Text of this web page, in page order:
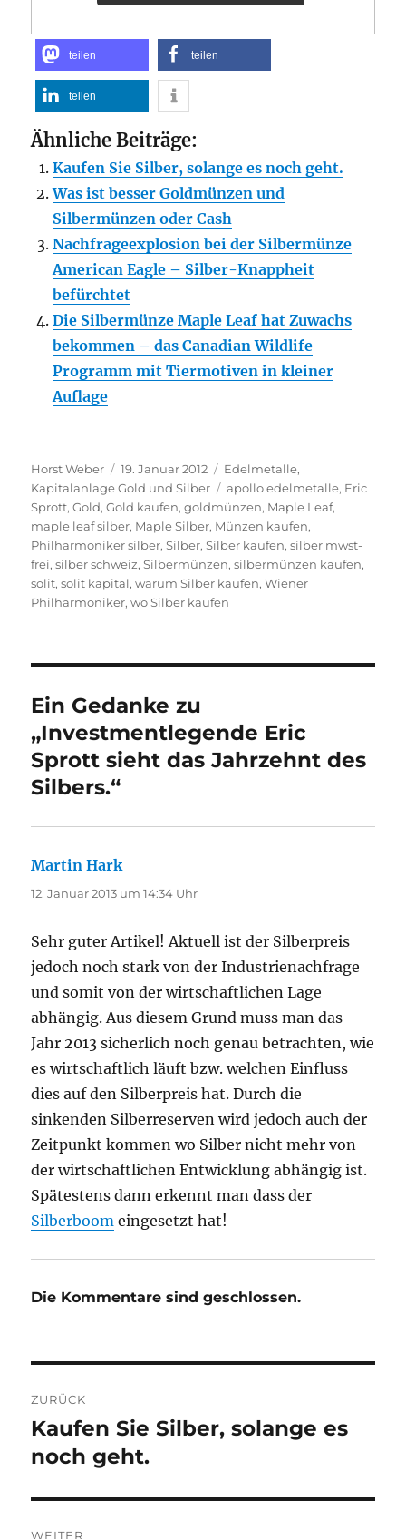
teilen teilen
teilen
Ähnliche Beiträge:
Kaufen Sie Silber, solange es noch geht.
Was ist besser Goldmünzen und
Silbermünzen oder Cash
Nachfrageexplosion bei der Silbermünze
American Eagle – Silber-Knappheit
befürchtet
Die Silbermünze Maple Leaf hat Zuwachs
bekommen – das Canadian Wildlife
Programm mit Tiermotiven in kleiner
Auflage
Autor
Horst Weber
Veröffentlicht
am
19. Januar 2012 Kategorien
Edelmetalle,
Kapitalanlage Gold und Silber
Schlagwörter
apollo edelmetalle, Eric
Sprott,Gold,Gold kaufen,goldmünzen, Maple Leaf,
maple leaf silber, Maple Silber, Münzen kaufen,
Philharmoniker silber,Silber,Silber kaufen,silber mwst-
frei,silber schweiz,Silbermünzen,silbermünzen kaufen,
solit,solit kapital,warum Silber kaufen,Wiener
Philharmoniker,wo Silber kaufen
Ein Gedanke zu
„Investmentlegende Eric
Sprott sieht das Jahrzehnt des
Silbers.“
Martin Harksagt:
12. Januar 2013 um 14:34 Uhr
Sehr guter Artikel! Aktuell ist der Silberpreis
jedoch noch stark von der Industrienachfrage
und somit von der wirtschaftlichen Lage
abhängig. Aus diesem Grund muss man das
Jahr 2013 sicherlich noch genau betrachten, wie
es wirtschaftlich läuft bzw. welchen Einfluss
dies auf den Silberpreis hat. Durch die
sinkenden Silberreserven wird jedoch auch der
Zeitpunkt kommen wo Silber nicht mehr von
der wirtschaftlichen Entwicklung abhängig ist.
Spätestens dann erkennt man dass der
Silberboom eingesetzt hat!
Die Kommentare sind geschlossen.
ZURÜCK
Vorheriger
Beitrag:
Kaufen Sie Silber, solange es
noch geht.
WEITER